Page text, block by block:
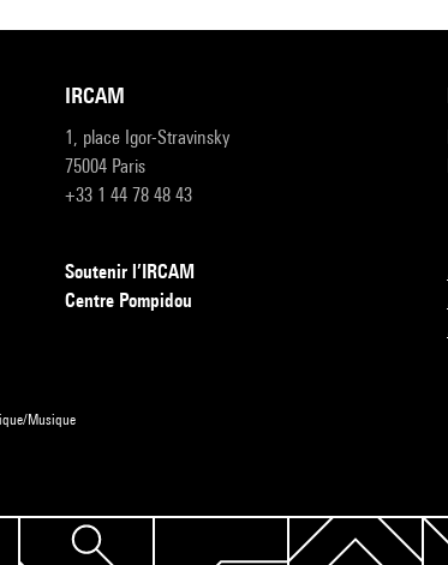
IRCAM
1, place Igor-Stravinsky
75004 Paris
+33 1 44 78 48 43
Soutenir l’IRCAM
Centre Pompidou
Musique